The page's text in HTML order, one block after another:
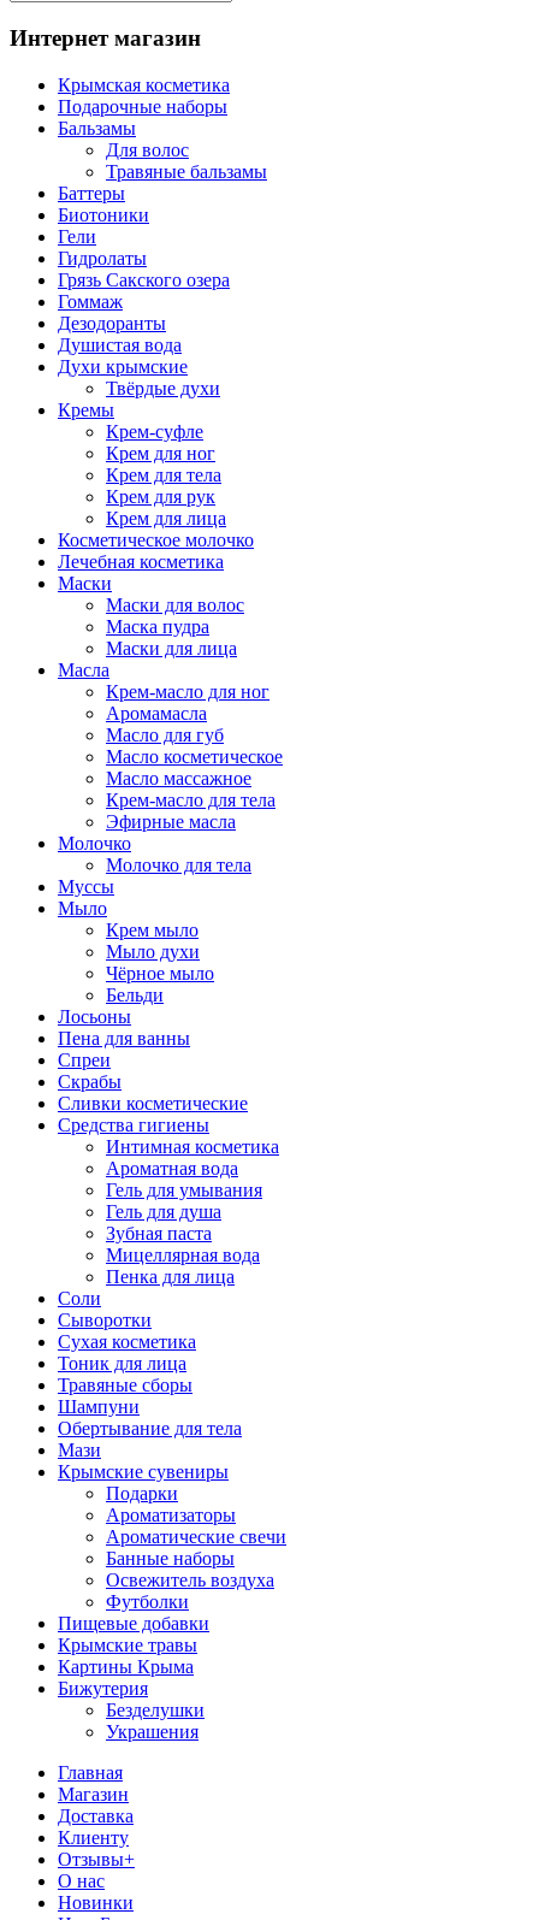
Интернет магазин
Крымская косметика
Подарочные наборы
Бальзамы
Для волос
Травяные бальзамы
Баттеры
Биотоники
Гели
Гидролаты
Грязь Сакского озера
Гоммаж
Дезодоранты
Душистая вода
Духи крымские
Твёрдые духи
Кремы
Крем-суфле
Крем для ног
Крем для тела
Крем для рук
Крем для лица
Косметическое молочко
Лечебная косметика
Маски
Маски для волос
Маска пудра
Маски для лица
Масла
Крем-масло для ног
Аромамасла
Масло для губ
Масло косметическое
Масло массажное
Крем-масло для тела
Эфирные масла
Молочко
Молочко для тела
Муссы
Мыло
Крем мыло
Мыло духи
Чёрное мыло
Бельди
Лосьоны
Пена для ванны
Спреи
Скрабы
Сливки косметические
Средства гигиены
Интимная косметика
Ароматная вода
Гель для умывания
Гель для душа
Зубная паста
Мицеллярная вода
Пенка для лица
Соли
Сыворотки
Сухая косметика
Тоник для лица
Травяные сборы
Шампуни
Обертывание для тела
Мази
Крымские сувениры
Подарки
Ароматизаторы
Ароматические свечи
Банные наборы
Освежитель воздуха
Футболки
Пищевые добавки
Крымские травы
Картины Крыма
Бижутерия
Безделушки
Украшения
Главная
Магазин
Доставка
Клиенту
Отзывы+
О нас
Новинки